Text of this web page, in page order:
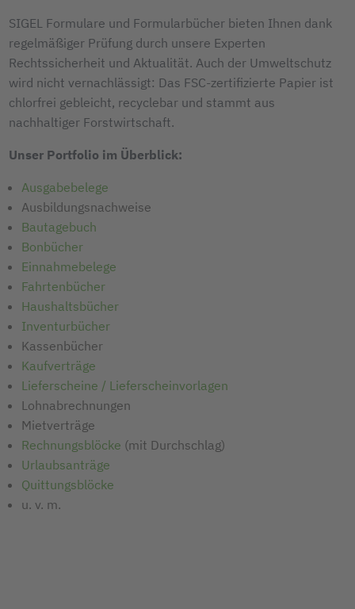
SIGEL Formulare und Formularbücher bieten Ihnen dank
regelmäßiger Prüfung durch unsere Experten
Rechtssicherheit und Aktualität. Auch der Umweltschutz
wird nicht vernachlässigt: Das FSC-zertifizierte Papier ist
chlorfrei gebleicht, recyclebar und stammt aus
nachhaltiger Forstwirtschaft.
Unser Portfolio im Überblick:
Ausgabebelege
Ausbildungsnachweise
Bautagebuch
Bonbücher
Einnahmebelege
Fahrtenbücher
Haushaltsbücher
Inventurbücher
Kassenbücher
Kaufverträge
Lieferscheine / Lieferscheinvorlagen
Lohnabrechnungen
Mietverträge
Rechnungsblöcke (mit Durchschlag)
Urlaubsanträge
Quittungsblöcke
u. v. m.